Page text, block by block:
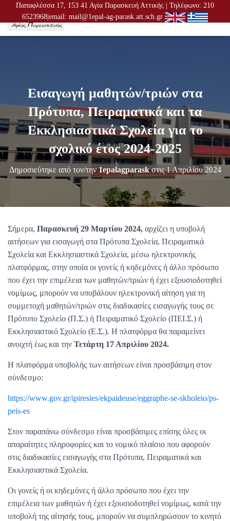
Παπαφλέσσα 17, 153 41 Αγία Παρασκευή Αττικής | Τηλέφωνο: 210
6523968|email: mail@1epal-ag-parask.att.sch.gr
Ν
Λ
Ο
Ή
Γ
Η
Η
Εισαγωγή μαθητών/τριών στα
Πρότυπα, Πειραματικά και τα
Εκκλησιαστικά Σχολεία για το
σχολικό έτος 2024-2025
Δημοσιεύτηκε από τον/την1epalagparaskστις1 Απριλίου 2024
Σήμερα, Παρασκευή 29 Μαρτίου 2024, αρχίζει η υποβολή
αιτήσεων για εισαγωγή στα Πρότυπα Σχολεία, Πειραματικά
Σχολεία και Εκκλησιαστικά Σχολεία, μέσω ηλεκτρονικής
πλατφόρμας, στην οποία οι γονείς ή κηδεμόνες ή άλλο πρόσωπο
που έχει την επιμέλεια των μαθητών/τριών ή έχει εξουσιοδοτηθεί
νομίμως, μπορούν να υποβάλουν ηλεκτρονική αίτηση για τη
συμμετοχή μαθητών/τριών στις διαδικασίες εισαγωγής τους σε
Πρότυπο Σχολείο (Π.Σ.) ή Πειραματικό Σχολείο (ΠΕΙ.Σ.) ή
Εκκλησιαστικό Σχολείο (Ε.Σ.). Η πλατφόρμα θα παραμείνει
ανοιχτή έως και την Τετάρτη 17 Απριλίου 2024.
Η πλατφόρμα υποβολής των αιτήσεων είναι προσβάσιμη στον
σύνδεσμο:
https://www.gov.gr/ipiresies/ekpaideuse/eggraphe-se-skholeio/ps-
peis-es
Στον παραπάνω σύνδεσμο είναι προσβάσιμες επίσης όλες οι
απαραίτητες πληροφορίες και το νομικό πλαίσιο που αφορούν
στις διαδικασίες εισαγωγής στα Πρότυπα, Πειραματικά και
Εκκλησιαστικά Σχολεία.
Οι γονείς ή οι κηδεμόνες ή άλλο πρόσωπο που έχει την
επιμέλεια των μαθητών ή έχει εξουσιοδοτηθεί νομίμως, κατά την
υποβολή της αίτησής τους, μπορούν να συμπληρώσουν το κινητό